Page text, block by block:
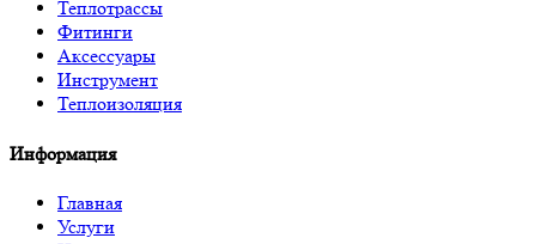
Теплотрассы
Фитинги
Аксессуары
Инструмент
Теплоизоляция
Информация
Главная
Услуги